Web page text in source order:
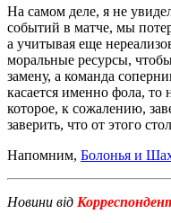
На самом деле, я не
событий в матче, мы
а учитывая еще
моральные ресурсы,
замену, а команда
касается именно фола, то
которое, к сожалению,
заверить, что от этого
Напомним, Болонья и
Новини від